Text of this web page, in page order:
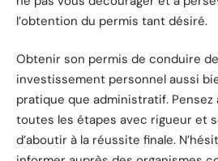
l’obtention du permis tant désiré.
Obtenir son permis de conduire
investissement personnel aussi
pratique que administratif. Pensez
toutes les étapes avec rigueur et
d’aboutir à la réussite finale.